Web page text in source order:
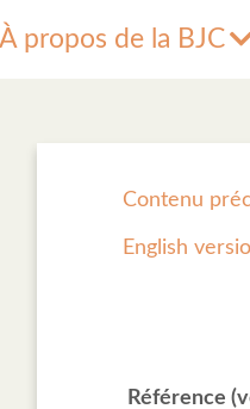
À propos de la BJC
Contenu
English
Référence